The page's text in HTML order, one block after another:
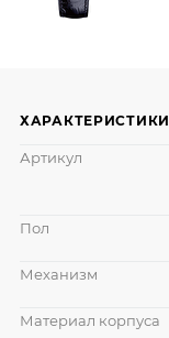
ХАРАКТЕРИСТИКИ
Артикул
Пол
Механизм
Материал корпуса